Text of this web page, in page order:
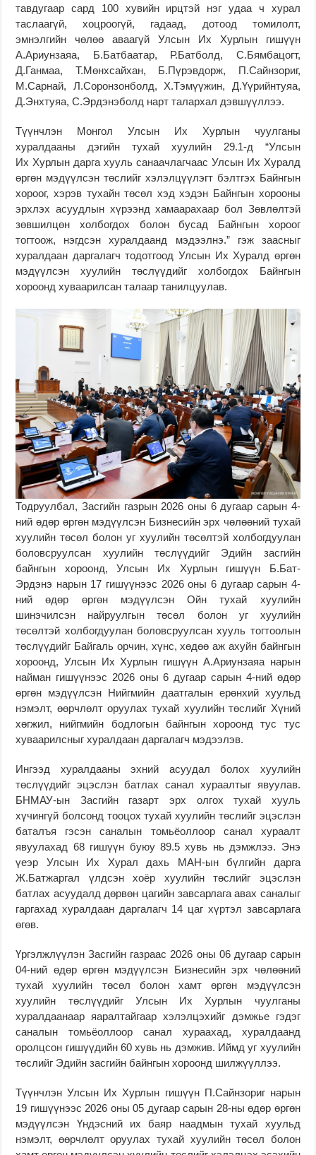
тавдугаар сард 100 хувийн ирцтэй нэг удаа ч хурал
таслаагүй, хоцроогүй, гадаад, дотоод томилолт,
эмнэлгийн чөлөө аваагүй Улсын Их Хурлын гишүүн
А.Ариунзаяа, Б.Батбаатар, Р.Батболд, С.Бямбацогт,
Д.Ганмаа, Т.Мөнхсайхан, Б.Пүрэвдорж, П.Сайнзориг,
М.Сарнай, Л.Соронзонболд, Х.Тэмүүжин, Д.Үүрийнтуяа,
Д.Энхтуяа, С.Эрдэнэболд нарт талархал дэвшүүллээ.
Түүнчлэн Монгол Улсын Их Хурлын чуулганы
хуралдааны дэгийн тухай хуулийн 29.1-д “Улсын
Их Хурлын дарга хууль санаачлагчаас Улсын Их Хуралд
өргөн мэдүүлсэн төслийг хэлэлцүүлэгт бэлтгэх Байнгын
хороог, хэрэв тухайн төсөл хэд хэдэн Байнгын хорооны
эрхлэх асуудлын хүрээнд хамаарахаар бол Зөвлөлтэй
зөвшилцөн холбогдох болон бусад Байнгын хороог
тогтоож, нэгдсэн хуралдаанд мэдээлнэ.” гэж заасныг
хуралдаан даргалагч тодотгоод Улсын Их Хуралд өргөн
мэдүүлсэн хуулийн төслүүдийг холбогдох Байнгын
хороонд хуваарилсан талаар танилцуулав.
Тодруулбал, Засгийн газрын 2026 оны 6 дугаар сарын 4-
ний өдөр өргөн мэдүүлсэн Бизнесийн эрх чөлөөний тухай
хуулийн төсөл болон уг хуулийн төсөлтэй холбогдуулан
боловсруулсан хуулийн төслүүдийг Эдийн засгийн
байнгын хороонд, Улсын Их Хурлын гишүүн Б.Бат-
Эрдэнэ нарын 17 гишүүнээс 2026 оны 6 дугаар сарын 4-
ний өдөр өргөн мэдүүлсэн Ойн тухай хуулийн
шинэчилсэн найруулгын төсөл болон уг хуулийн
төсөлтэй холбогдуулан боловсруулсан хууль тогтоолын
төслүүдийг Байгаль орчин, хүнс, хөдөө аж ахуйн байнгын
хороонд, Улсын Их Хурлын гишүүн А.Ариунзаяа нарын
найман гишүүнээс 2026 оны 6 дугаар сарын 4-ний өдөр
өргөн мэдүүлсэн Нийгмийн даатгалын ерөнхий хуульд
нэмэлт, өөрчлөлт оруулах тухай хуулийн төслийг Хүний
хөгжил, нийгмийн бодлогын байнгын хороонд тус тус
хуваарилсныг хуралдаан даргалагч мэдээлэв.
Ингээд хуралдааны эхний асуудал болох хуулийн
төслүүдийг эцэслэн батлах санал хураалтыг явуулав.
БНМАУ-ын Засгийн газарт эрх олгох тухай хууль
хүчингүй болсонд тооцох тухай хуулийн төслийг эцэслэн
баталъя гэсэн саналын томьёоллоор санал хураалт
явуулахад 68 гишүүн буюу 89.5 хувь нь дэмжлээ. Энэ
үеэр Улсын Их Хурал дахь МАН-ын бүлгийн дарга
Ж.Батжаргал үлдсэн хоёр хуулийн төслийг эцэслэн
батлах асуудалд дөрвөн цагийн завсарлага авах саналыг
гаргахад хуралдаан даргалагч 14 цаг хүртэл завсарлага
өгөв.
Үргэлжлүүлэн Засгийн газраас 2026 оны 06 дугаар сарын
04-ний өдөр өргөн мэдүүлсэн Бизнесийн эрх чөлөөний
тухай хуулийн төсөл болон хамт өргөн мэдүүлсэн
хуулийн төслүүдийг Улсын Их Хурлын чуулганы
хуралдаанаар яаралтайгаар хэлэлцэхийг дэмжье гэдэг
саналын томьёоллоор санал хураахад, хуралдаанд
оролцсон гишүүдийн 60 хувь нь дэмжив. Иймд уг хуулийн
төслийг Эдийн засгийн байнгын хороонд шилжүүллээ.
Түүнчлэн Улсын Их Хурлын гишүүн П.Сайнзориг нарын
19 гишүүнээс 2026 оны 05 дугаар сарын 28-ны өдөр өргөн
мэдүүлсэн Үндэсний их баяр наадмын тухай хуульд
нэмэлт, өөрчлөлт оруулах тухай хуулийн төсөл болон